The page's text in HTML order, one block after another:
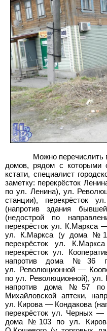
Можно перечислить
домов, рядом с которыми
кстати, специалист
заметку: перекрёсток
по ул. Ленина), ул.
станции), перекрёсток ул.
(напротив здания
(недострой по
перекрёсток ул. К.Маркса
ул.
К.Маркса (у дома
перекрёсток ул.
перекрёсток ул.
напротив дома №36
ул.
Революционной —
по ул. Революционной), ул.
напротив дома №57
Михайловской аптеки,
ул. Кирова — Кондакова
перекрёсток ул. Черных —
дома №103 по ул.